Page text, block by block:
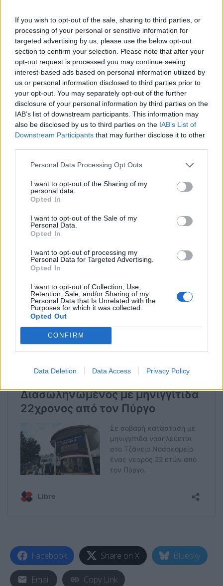
If you wish to opt-out of the sale, sharing to third parties, or
processing of your personal or sensitive information for
targeted advertising by us, please use the below opt-out
section to confirm your selection. Please note that after your
opt-out request is processed you may continue seeing
interest-based ads based on personal information utilized by
us or personal information disclosed to third parties prior to
your opt-out. You may separately opt-out of the further
disclosure of your personal information by third parties on the
IAB’s list of downstream participants. This information may
also be disclosed by us to third parties on the IAB’s List of
Downstream Participants that may further disclose it to other
Personal Data Processing Opt Outs
I want to opt-out of the Sharing of my
personal data.
Opted In
I want to opt-out of the Sale of my
Personal Data.
Opted In
I want to opt-out of processing my
Personal Data for Targeted Advertising.
Opted In
I want to opt-out of Collection, Use,
Retention, Sale, and/or Sharing of my
Personal Data that Is Unrelated with the
Purposes for which it was collected.
Opted Out
CONFIRM
Data Deletion Data Access Privacy Policy
με τους επτά κατηγορούμενους να
παραπέμπονται για την πράξη της βαριάς
σκοπούμενης σωματικής βλάβης, από κοινού, ο
τελευταίος για συνέργεια στην πράξη αυτή.
Απολογούμενοι, οι κατηγορούμενοι, 26 έως 33
ετών, αρνήθηκαν κάθε εμπλοκή στην υπόθεση.
«Η μνήμη μου σταματάει στην
Καμάρα»
κατέθεσε τα εξής: «Πήγαμε να φάμε στο κέντρο
μετά τον αγώνα. Νοσηλεύτηκα 10-15 μέρες μέρες
στην Εντατική κι άλλες τόσες στο νοσοκομείο.
υγεία μου έχει επανέλθει. Η μνήμη μου σταματάει
στην Καμάρα. Οι φίλοι μου μου είπαν ότι ήταν
πολλά άτομα και με χτυπούσαν με διάφορα
αντικείμενα. Δε θυμάμαι κανέναν ούτε
Καθώς δεν αποδείχθηκε η εμπλοκή των παραπάνω
προσώπων στο επίδικο επεισόδιο, οι δικαστές
αποφάσισαν να τους αθωώσουν.
Facebook Share on X Bluesky
Email Copy Link